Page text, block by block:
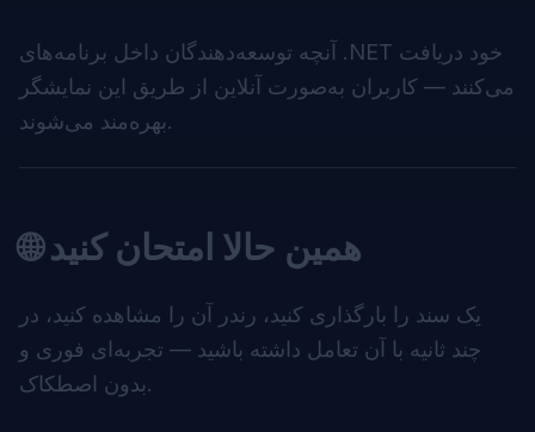
آنچه توسعه‌دهندگان داخل برنامه‌های .NET خود دریافت
می‌کنند — کاربران به‌صورت آنلاین از طریق این نمایشگر
بهره‌مند می‌شوند.
🌐 همین حالا امتحان کنید
یک سند را بارگذاری کنید، رندر آن را مشاهده کنید، در
چند ثانیه با آن تعامل داشته باشید — تجربه‌ای فوری و
بدون اصطکاک.